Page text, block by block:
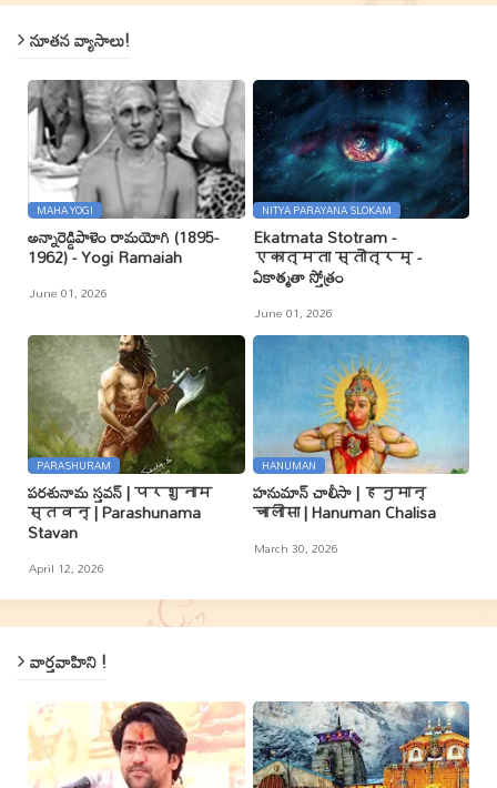
నూతన వ్యాసాలు!
MAHA YOGI
అన్నారెడ్డిపాళెం రామయోగి (1895-
1962) - Yogi Ramaiah
June 01, 2026
NITYA PARAYANA SLOKAM
Ekatmata Stotram -
एकात्मता स्तोत्रम् -
ఏకాత్మతా స్తోత్రం
June 01, 2026
PARASHURAM
పరశునామ స్తవన్ | परशुनाम
स्तवन् | Parashunama
Stavan
April 12, 2026
HANUMAN
హనుమాన్ చాలీసా | हनुमान्
चालीसा | Hanuman Chalisa
March 30, 2026
వార్తవాహిని !